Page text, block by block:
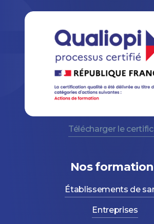
Télécharger le
Nos
Établissements de
Entreprises